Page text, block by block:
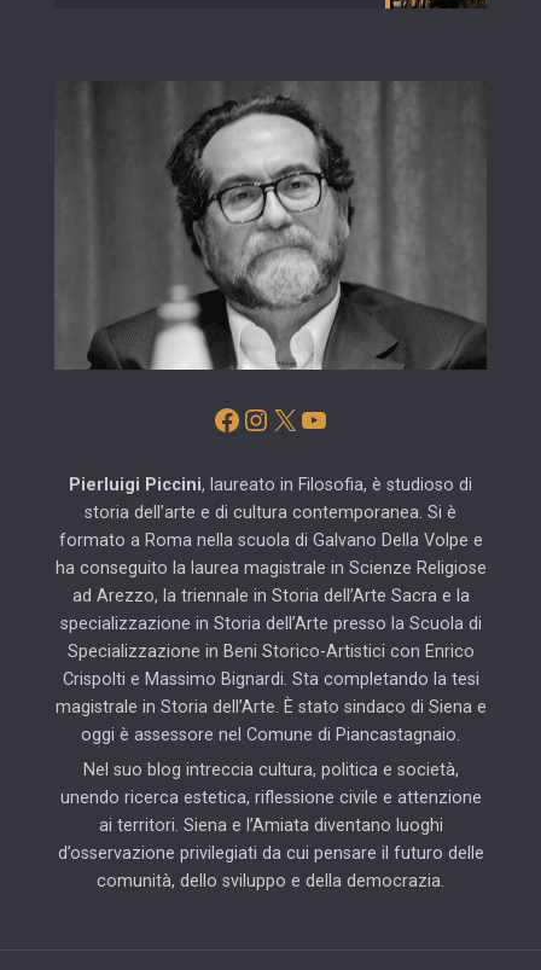
Facebook
Instagram
X YouTube
Pierluigi Piccini, laureato in Filosofia, è studioso di
storia dell’arte e di cultura contemporanea. Si è
formato a Roma nella scuola di Galvano Della Volpe e
ha conseguito la laurea magistrale in Scienze Religiose
ad Arezzo, la triennale in Storia dell’Arte Sacra e la
specializzazione in Storia dell’Arte presso la Scuola di
Specializzazione in Beni Storico-Artistici con Enrico
Crispolti e Massimo Bignardi. Sta completando la tesi
magistrale in Storia dell’Arte. È stato sindaco di Siena e
oggi è assessore nel Comune di Piancastagnaio.
Nel suo blog intreccia cultura, politica e società,
unendo ricerca estetica, riflessione civile e attenzione
ai territori. Siena e l’Amiata diventano luoghi
d’osservazione privilegiati da cui pensare il futuro delle
comunità, dello sviluppo e della democrazia.